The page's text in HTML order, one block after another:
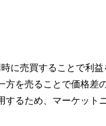
に売買することで利
を売ることで価格差
るため、マーケット